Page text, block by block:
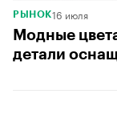
РЫНОК16 июля
Модные
детали